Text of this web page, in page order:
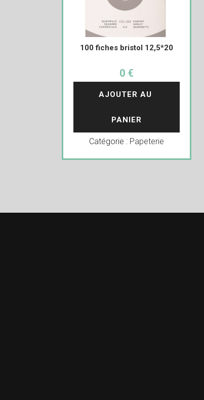
100 fiches bristol 12,5*20
0 €
AJOUTER AU
PANIER
Catégorie : Papeterie